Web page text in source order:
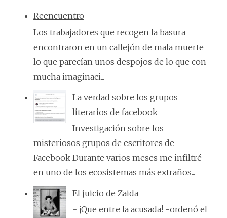
Reencuentro
Los trabajadores que recogen la basura
encontraron en un callejón de mala muerte
lo que parecían unos despojos de lo que con
mucha imaginaci...
La verdad sobre los grupos
literarios de facebook
Investigación sobre los
misteriosos grupos de escritores de
Facebook Durante varios meses me infiltré
en uno de los ecosistemas más extraños...
El juicio de Zaida
- ¡Que entre la acusada! -ordenó el